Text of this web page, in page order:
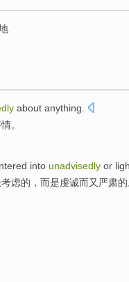
about anything
。
into unadvisedly or
考虑的， 而是虔诚而又严肃的